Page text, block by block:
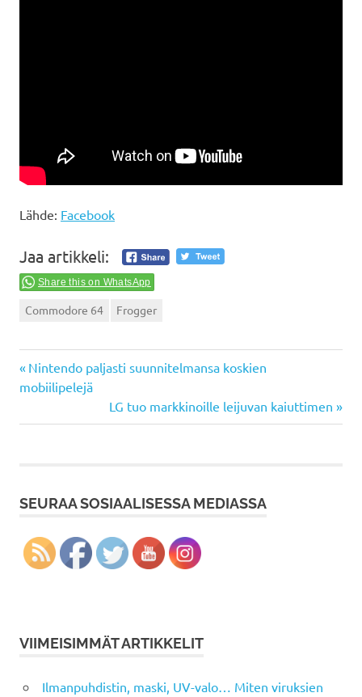
Lähde: Facebook
Jaa artikkeli:
Share this on WhatsApp
Commodore 64 Frogger
Artikkelien
Previous
Post:
Nintendo paljasti suunnitelmansa koskien
mobiilipelejä
Next
Post:
LG tuo markkinoille leijuvan kaiuttimen
SEURAA SOSIAALISESSA MEDIASSA
VIIMEISIMMÄT ARTIKKELIT
Ilmanpuhdistin, maski, UV-valo… Miten viruksien